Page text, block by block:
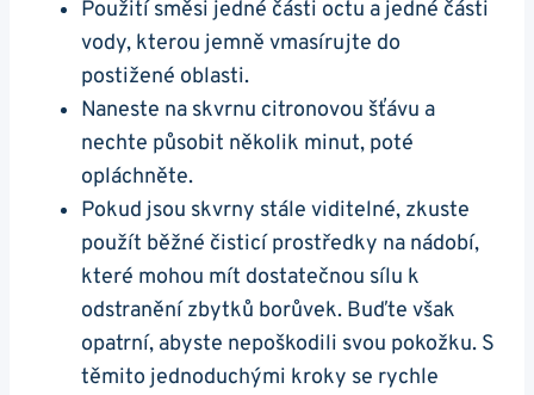
Použití směsi jedné části octu a jedné části
vody, kterou jemně vmasírujte do
postižené oblasti.
Naneste na skvrnu citronovou šťávu a
nechte působit několik minut, poté
opláchněte.
Pokud jsou skvrny stále viditelné, zkuste
použít běžné čisticí prostředky na nádobí,
které mohou mít dostatečnou sílu k
odstranění zbytků borůvek. Buďte však
opatrní, abyste nepoškodili svou pokožku. S
těmito jednoduchými kroky se rychle